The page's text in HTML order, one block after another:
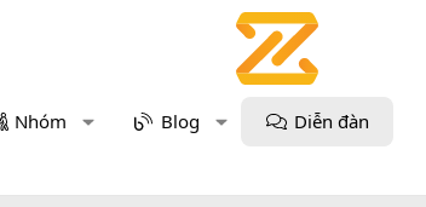
Nhóm Blog Diễn đàn